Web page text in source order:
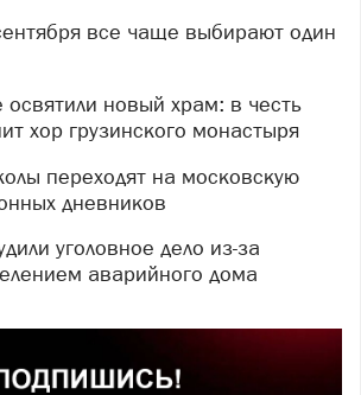
хор грузинского монастыря
дневников
аварийного дома